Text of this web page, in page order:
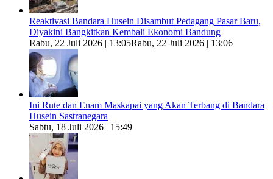
Reaktivasi Bandara Husein Disambut Pedagang Pasar Baru,
Diyakini Bangkitkan Kembali Ekonomi Bandung
Rabu, 22 Juli 2026 | 13:05Rabu, 22 Juli 2026 | 13:06
Ini Rute dan Enam Maskapai yang Akan Terbang di Bandara
Husein Sastranegara
Sabtu, 18 Juli 2026 | 15:49